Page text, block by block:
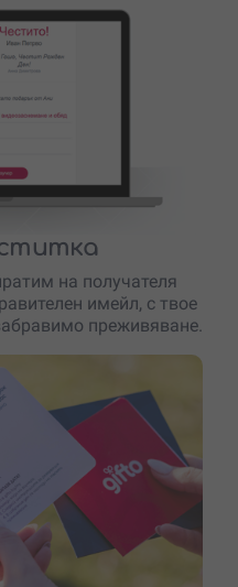
на получателя
имейл, с твое
преживяване.